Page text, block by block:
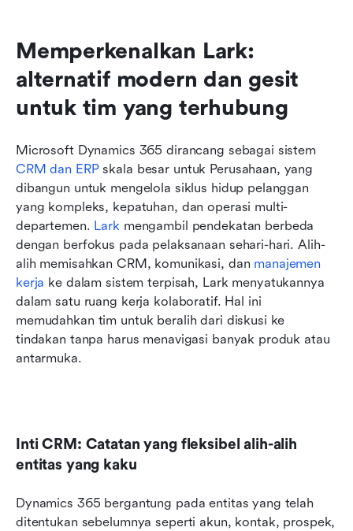
Memperkenalkan Lark:
alternatif modern dan gesit
untuk tim yang terhubung
Microsoft Dynamics 365 dirancang sebagai sistem
CRM dan ERP skala besar untuk Perusahaan, yang
dibangun untuk mengelola siklus hidup pelanggan
yang kompleks, kepatuhan, dan operasi multi-
departemen. Lark mengambil pendekatan berbeda
dengan berfokus pada pelaksanaan sehari-hari. Alih-
alih memisahkan CRM, komunikasi, dan manajemen
kerja ke dalam sistem terpisah, Lark menyatukannya
dalam satu ruang kerja kolaboratif. Hal ini
memudahkan tim untuk beralih dari diskusi ke
tindakan tanpa harus menavigasi banyak produk atau
antarmuka.
Inti CRM: Catatan yang fleksibel alih-alih
entitas yang kaku
Dynamics 365 bergantung pada entitas yang telah
ditentukan sebelumnya seperti akun, kontak, prospek,